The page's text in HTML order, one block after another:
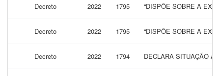
Decreto 2022 1795 “DISPÕE SOBRE A
Decreto 2022 1795 “DISPÕE SOBRE A
Decreto 2022 1794 DECLARA SITUAÇÃO